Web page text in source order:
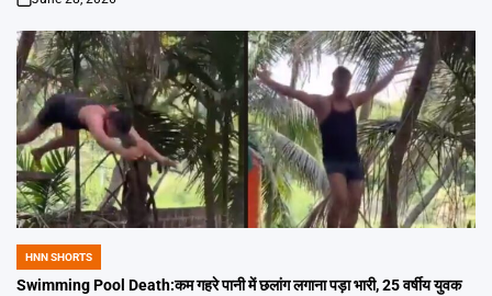
on
POSTED
IN
HNN SHORTS
Swimming Pool Death:कम गहरे पानी में छलांग लगाना पड़ा भारी, 25 वर्षीय युवक